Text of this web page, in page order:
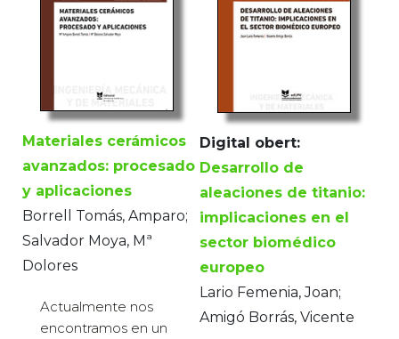
Materiales cerámicos
avanzados: procesado
y aplicaciones
Borrell Tomás, Amparo;
Salvador Moya, Mª
Dolores
Actualmente nos
encontramos en un
Digital obert:
Desarrollo de
aleaciones de titanio:
implicaciones en el
sector biomédico
europeo
Lario Femenia, Joan;
Amigó Borrás, Vicente